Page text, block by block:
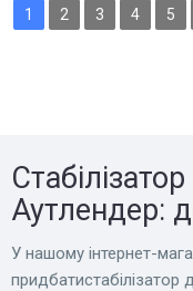
1 2 3 4 5
Аутлендер:
У нашому інтернет-